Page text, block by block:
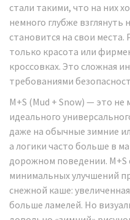
стали такими, что на них
немного глубже взглянуть
становится на свои
только красота или
кроссовках. Это сложная
требованиями
M+S (Mud + Snow) — это не
идеального
даже на обычные зимние
а логики часто больше в
дорожном поведении. M+S
минимальных улучшений
снежной каше:
больше ламелей. Но